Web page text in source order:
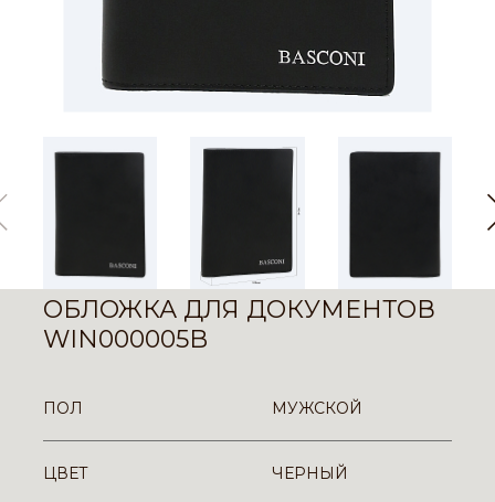
ОБЛОЖКА ДЛЯ ДОКУМЕНТОВ
WIN000005B
ПОЛ МУЖСКОЙ
ЦВЕТ ЧЕРНЫЙ